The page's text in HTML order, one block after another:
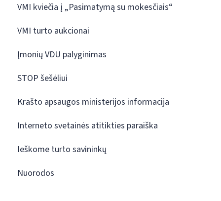
VMI kviečia į „Pasimatymą su mokesčiais“
VMI turto aukcionai
Įmonių VDU palyginimas
STOP šešėliui
Krašto apsaugos ministerijos informacija
Interneto svetainės atitikties paraiška
Ieškome turto savininkų
Nuorodos